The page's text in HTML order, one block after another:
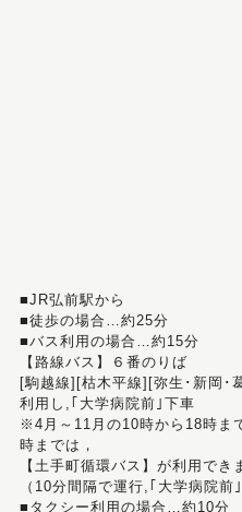
■JR弘前駅から
■徒歩の場合…約25分
■バス利用の場合…約15分
【路線バス】６番のりば
[駒越線][枯木平線][弥生･新岡･
利用し,｢大学病院前｣下車
※4月～11月の10時から18時ま
時までは，
【土手町循環バス】が利用でき
（10分間隔で運行,｢大学病院前｣
■タクシー利用の場合…約10分